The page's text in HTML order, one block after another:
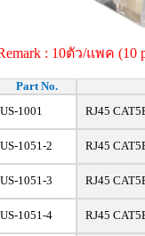
: 10ตัว/แพค (10
Part No.
US-1001
RJ45
US-1051-2 RJ45
US-1051-3 RJ45
US-1051-4 RJ45